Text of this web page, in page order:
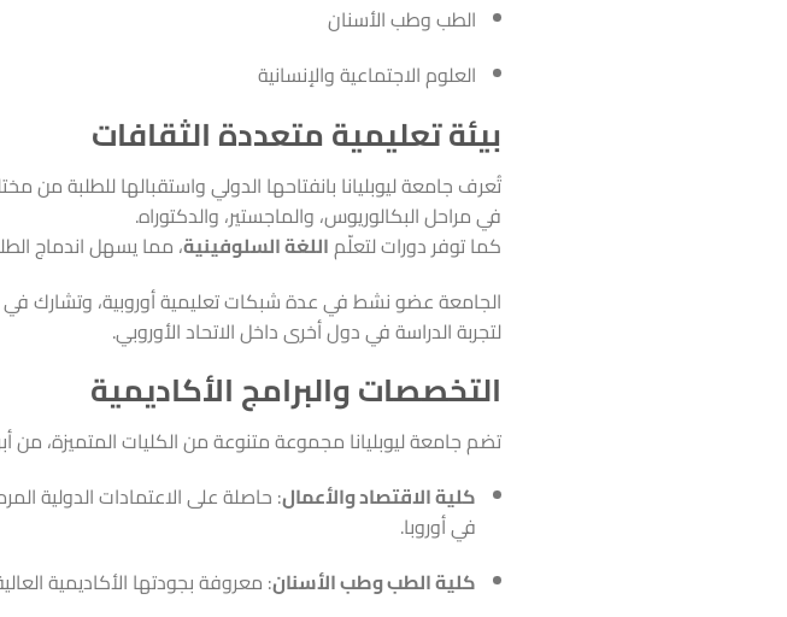
الطب وطب الأسنان
العلوم الاجتماعية والإنسانية
بيئة تعليمية متعددة الثقافات
تُعرف جامعة ليوبليانا بانفتاحها الدولي واستقبالها للطلبة من
في مراحل البكالوريوس، والماجستير، والدكتوراه.
كما توفر دورات لتعلّماللغة السلوفينية، مما يسهل اندماج
الجامعة عضو نشط في عدة شبكات تعليمية أوروبية، وتشارك في
لتجربة الدراسة في دول أخرى داخل الاتحاد الأوروبي.
التخصصات والبرامج الأكاديمية
تضم جامعة ليوبليانا مجموعة متنوعة من الكليات المتميزة، من
كلية الاقتصاد والأعمال: حاصلة على الاعتمادات الدولية
في أوروبا.
كلية الطب وطب الأسنان: معروفة بجودتها الأكاديمية